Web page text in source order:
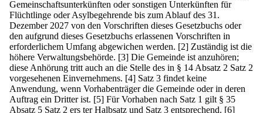
Gemeinschaftsunterkünften oder sonstigen Unterkünften für
Flüchtlinge oder Asylbegehrende bis zum Ablauf des 31.
Dezember 2027 von den Vorschriften dieses Gesetzbuchs oder
den aufgrund dieses Gesetzbuchs erlassenen Vorschriften in
erforderlichem Umfang abgewichen werden. [2] Zuständig ist die
höhere Verwaltungsbehörde. [3] Die Gemeinde ist anzuhören;
diese Anhörung tritt auch an die Stelle des in § 14 Absatz 2 Satz 2
vorgesehenen Einvernehmens. [4] Satz 3 findet keine
Anwendung, wenn Vorhabenträger die Gemeinde oder in deren
Auftrag ein Dritter ist. [5] Für Vorhaben nach Satz 1 gilt § 35
Absatz 5 Satz 2 ers ter Halbsatz und Satz 3 entsprechend. [6]